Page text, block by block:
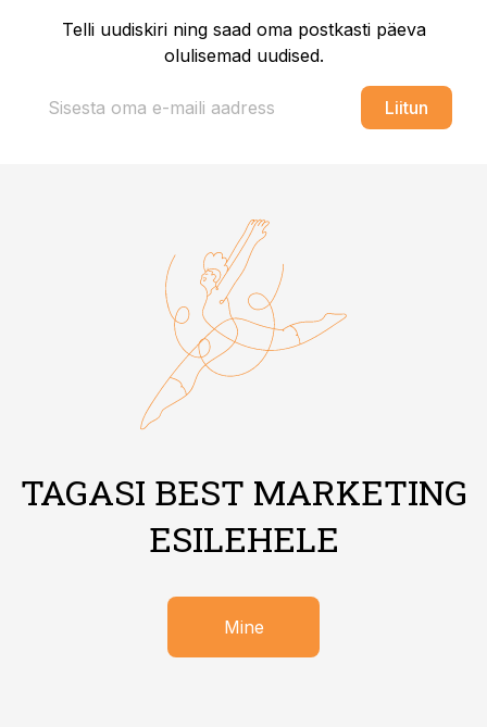
Telli uudiskiri ning saad oma postkasti päeva
olulisemad uudised.
Liitun
TAGASI BEST MARKETING
ESILEHELE
Mine